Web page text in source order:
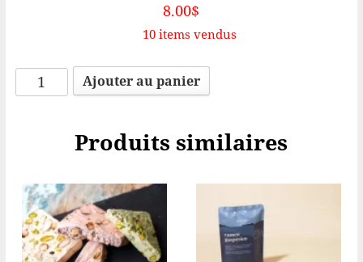
8.00$
10 items vendus
quantité
de
l'érable
60
Ajouter au panier
Produits similaires